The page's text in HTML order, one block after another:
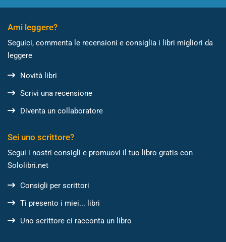
Ami leggere?
Seguici, commenta le recensioni e consiglia i libri migliori da
leggere
Novità libri
Scrivi una recensione
Diventa un collaboratore
Sei uno scrittore?
Segui i nostri consigli e promuovi il tuo libro gratis con
Sololibri.net
Consigli per scrittori
Ti presento i miei... libri
Uno scrittore ci racconta un libro